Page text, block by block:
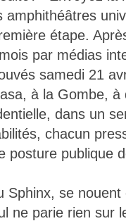
étape.
par médias
samedi 21
à la Gombe, à
dans un
chacun
posture publique
Sphinx, se
ne parie rien sur